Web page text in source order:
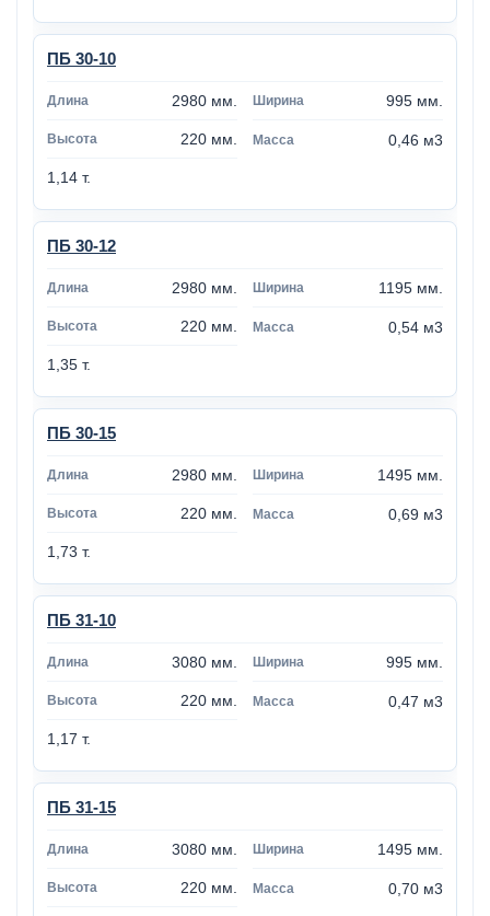
ПБ 30-10
2980 мм. 995 мм.
220 мм. 0,46 м3
1,14 т.
ПБ 30-12
2980 мм. 1195 мм.
220 мм. 0,54 м3
1,35 т.
ПБ 30-15
2980 мм. 1495 мм.
220 мм. 0,69 м3
1,73 т.
ПБ 31-10
3080 мм. 995 мм.
220 мм. 0,47 м3
1,17 т.
ПБ 31-15
3080 мм. 1495 мм.
220 мм. 0,70 м3